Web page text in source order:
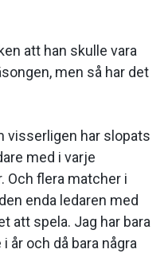
att han skulle vara
men så har det
visserligen har slopats
med i varje
Och flera matcher i
enda ledaren med
att spela. Jag har bara
år och då bara några